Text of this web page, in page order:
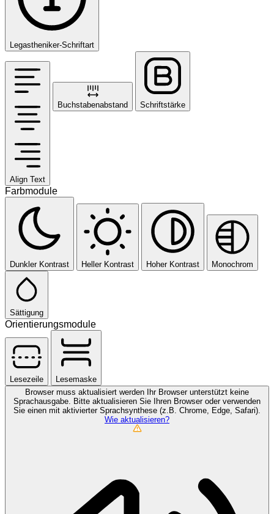
Legastheniker-Schriftart
Align Text
Buchstabenabstand Schriftstärke
Farbmodule
Dunkler Kontrast Heller Kontrast Hoher Kontrast Monochrom
Sättigung
Orientierungsmodule
Lesezeile
Lesemaske
Browser muss aktualisiert werden
Ihr Browser unterstützt keine
Sprachausgabe. Bitte aktualisieren Sie Ihren Browser oder verwenden
Sie einen mit aktivierter Sprachsynthese (z.B. Chrome, Edge, Safari).
Wie aktualisieren?